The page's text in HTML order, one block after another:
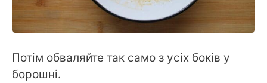
Потім обваляйте так само з усіх боків у
борошні.